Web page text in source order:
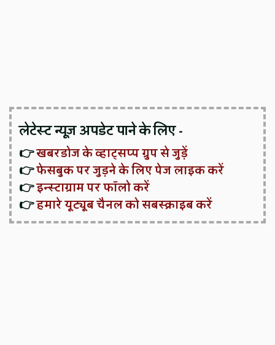
लेटेस्ट न्यूज़ अपडेट पाने के लिए -
👉खबरडोज के व्हाट्सप्प ग्रुप से जुड़ें
👉फेसबुक पर जुड़ने के लिए पेज लाइक करें
👉इन्स्टाग्राम पर फॉलो करें
👉हमारे यूट्यूब चैनल को सबस्क्राइब करें